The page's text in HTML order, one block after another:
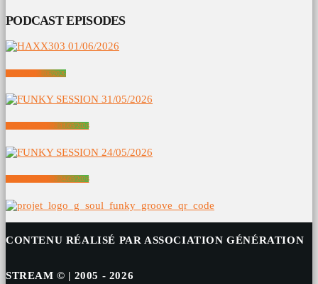
PODCAST EPISODES
HAXX303 01/06/2026
FUNKY SESSION 31/05/2026
FUNKY SESSION 24/05/2026
CONTENU RÉALISÉ PAR ASSOCIATION GÉNÉRATION
STREAM © | 2005 - 2026